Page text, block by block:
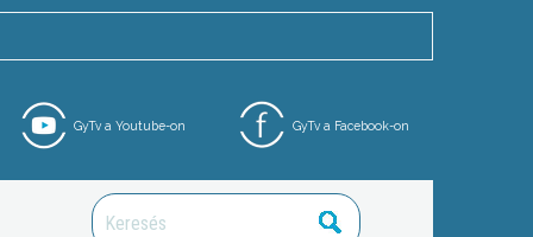
GyTv a Facebook-on
GyTv a Youtube-on